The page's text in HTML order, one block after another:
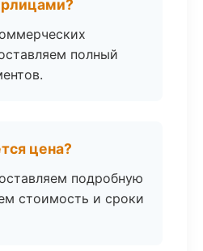
полный
цена?
подробную
стоимость и сроки